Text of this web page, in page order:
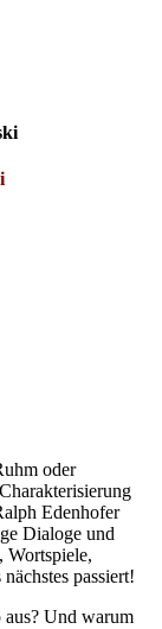
oder
Edenhofer
Dialoge und
Wortspiele,
passiert!
aus? Und warum